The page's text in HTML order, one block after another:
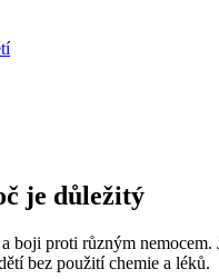
je důležitý
proti různým
bez použití chemie a léků.